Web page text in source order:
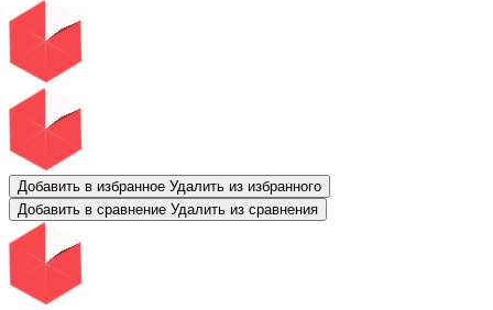
Добавить в избранное Удалить из избранного
Добавить в сравнение Удалить из сравнения